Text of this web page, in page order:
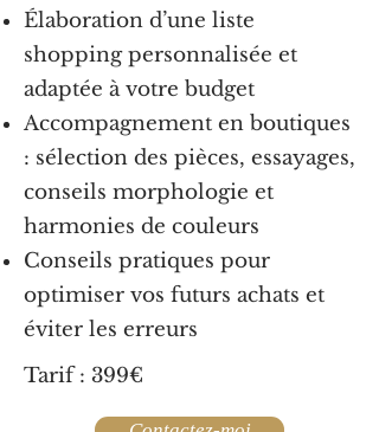
Élaboration d’une liste
shopping personnalisée et
adaptée à votre budget
Accompagnement en boutiques
: sélection des pièces, essayages,
conseils morphologie et
harmonies de couleurs
Conseils pratiques pour
optimiser vos futurs achats et
éviter les erreurs
Tarif : 399€